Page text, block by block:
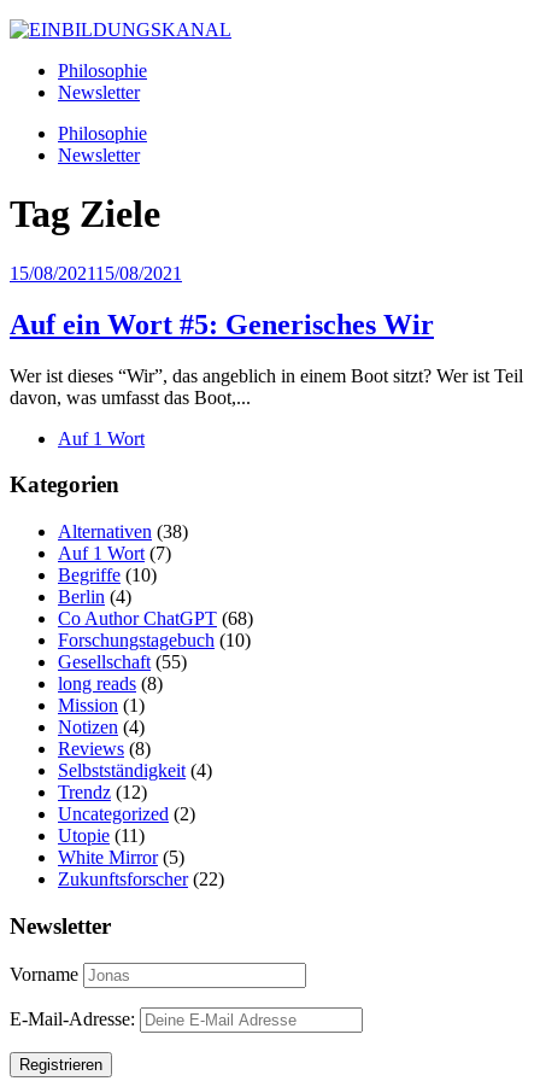
Philosophie
Newsletter
Philosophie
Newsletter
Tag Ziele
15/08/202115/08/2021
Auf ein Wort #5: Generisches Wir
Wer ist dieses “Wir”, das angeblich in einem Boot sitzt? Wer ist Teil
davon, was umfasst das Boot,...
Auf 1 Wort
Kategorien
Alternativen (38)
Auf 1 Wort (7)
Begriffe (10)
Berlin (4)
Co Author ChatGPT (68)
Forschungstagebuch (10)
Gesellschaft (55)
long reads (8)
Mission (1)
Notizen (4)
Reviews (8)
Selbstständigkeit (4)
Trendz (12)
Uncategorized (2)
Utopie (11)
White Mirror(5)
Zukunftsforscher(22)
Newsletter
Vorname
E-Mail-Adresse: